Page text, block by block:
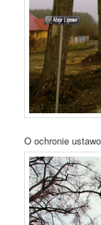
O ochronie